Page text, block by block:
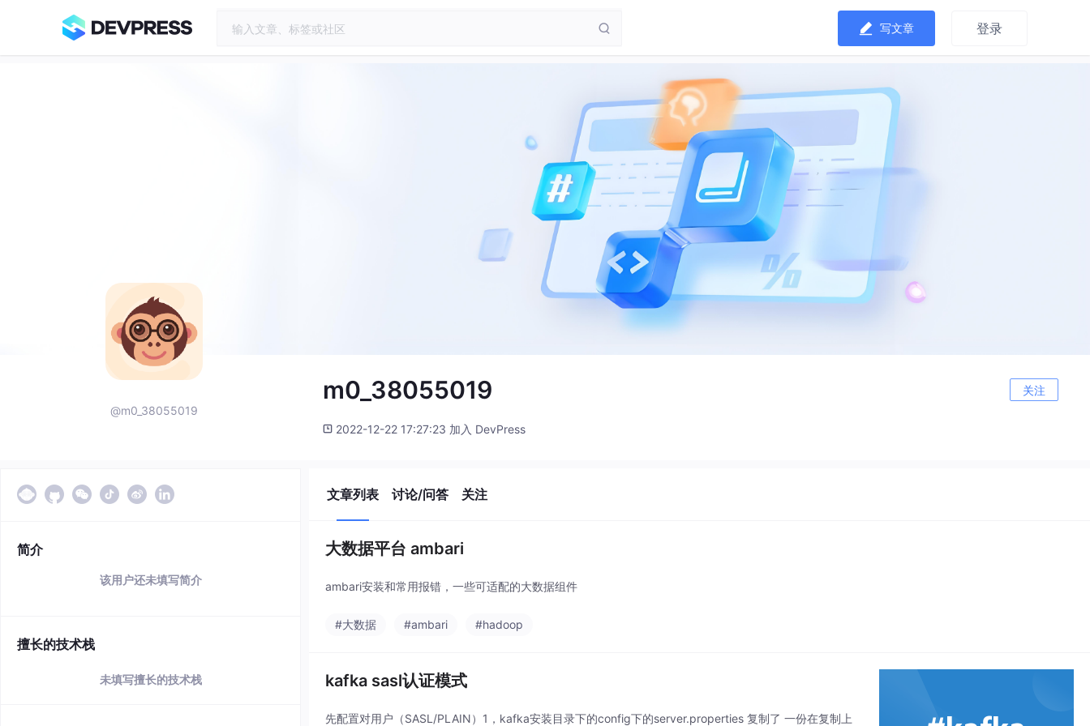
写文章 登录
@m0_38055019
m0_38055019 关注
2022-12-22 17:27:23 加入 DevPress
简介
该用户还未填写简介
擅长的技术栈
未填写擅长的技术栈
文章列表 讨论/问答 关注
大数据平台 ambari
ambari安装和常用报错，一些可适配的大数据组件
#大数据 #ambari #hadoop
kafka sasl认证模式
先配置对用户（SASL/PLAIN）1，kafka安装目录下的config下的server.properties 复制了 一份在复制上